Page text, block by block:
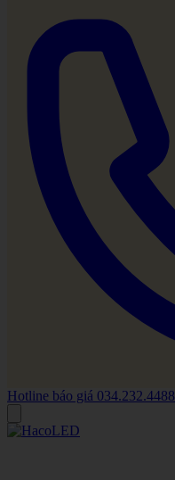
Hotline báo giá 034.232.4488